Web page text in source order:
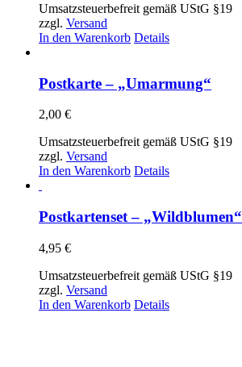
Umsatzsteuerbefreit gemäß UStG §19
zzgl. Versand
In den Warenkorb Details
Postkarte – „Umarmung“
2,00 €
Umsatzsteuerbefreit gemäß UStG §19
zzgl. Versand
In den Warenkorb Details
Postkartenset – „Wildblumen“
4,95 €
Umsatzsteuerbefreit gemäß UStG §19
zzgl. Versand
In den Warenkorb Details